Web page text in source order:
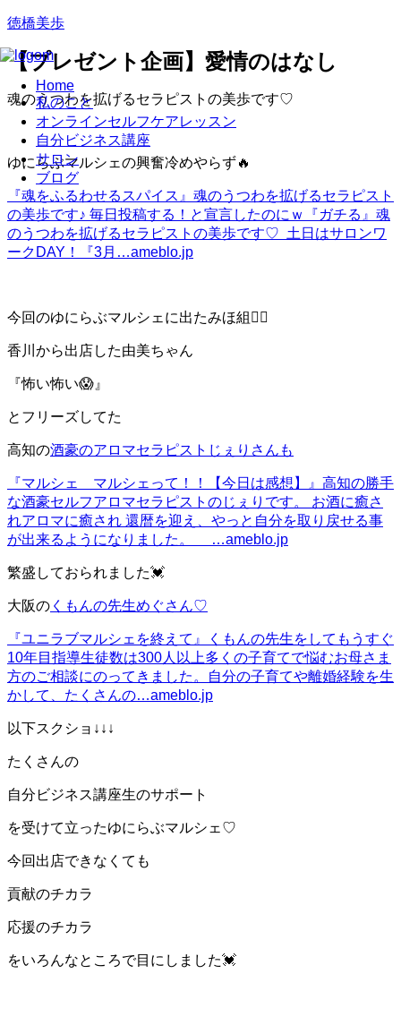
徳橋美歩
Home
私のこと
オンラインセルフケアレッスン
自分ビジネス講座
サロン
ブログ
【プレゼント企画】愛情のはなし
魂のうつわを拡げるセラピストの美歩です♡
ゆにらぶマルシェの興奮冷めやらず🔥
『魂をふるわせるスパイス』 魂のうつわを拡げるセラピスト
の美歩です♪ 毎日投稿する！と宣言したのにｗ『ガチる』魂
のうつわを拡げるセラピストの美歩です♡ 土日はサロンワ
ークDAY！『3月…ameblo.jp
今回のゆにらぶマルシェに出たみほ組❤️‍🔥
香川から出店した由美ちゃん
『怖い怖い😱』
とフリーズしてた
高知の酒豪のアロマセラピストじぇりさんも
『マルシェ マルシェって！！【今日は感想】』 高知の勝手
な酒豪セルフアロマセラピストのじぇりです。 お酒に癒さ
れアロマに癒され 還暦を迎え、やっと自分を取り戻せる事
が出来るようになりました。 …ameblo.jp
繁盛しておられました💓
大阪の くもんの先生めぐさん♡
『ユニラブマルシェを終えて』
くもんの先生をしてもうすぐ
10年目指導生徒数は300人以上多くの子育てで悩むお母さま
方のご相談にのってきました。自分の子育てや離婚経験を生
かして、たくさんの…ameblo.jp
以下スクショ↓↓↓
たくさんの
自分ビジネス講座生のサポート
を受けて立ったゆにらぶマルシェ♡
今回出店できなくても
貢献のチカラ
応援のチカラ
をいろんなところで目にしました💓